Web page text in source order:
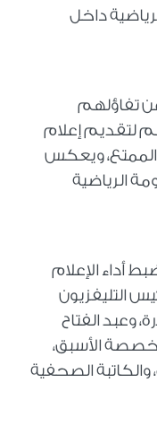
داخل
تفاؤلهم
لتقديم إعلام
الممتع، ويعكس
الرياضية
أداء الإعلام
التليفزيون
وعبد الفتاح
الأسبق،
الصحفية